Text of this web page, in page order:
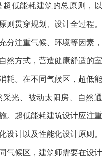
超低能耗建筑的总原则，以
则贯穿规划、设计全过程。
分注重气候、环境等因素，
然方式，营造健康舒适的室
耗。在不同气候区，超低能
光、被动太阳房、自然通
。超低能耗建筑设计应注重
设计以及性能化设计原则。
气候区，建筑师需要在设计